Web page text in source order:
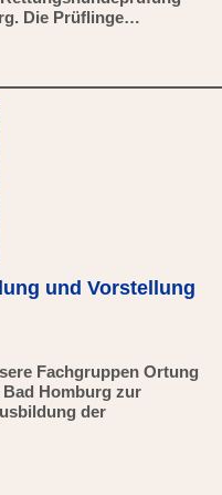
Die Prüflinge…
und Vorstellung
Fachgruppen Ortung
Homburg zur
der